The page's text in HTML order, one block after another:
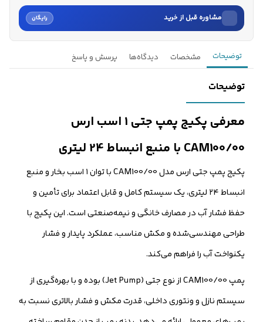
مشاوره قبل از خرید رایگان
نام
شما تماس می‌گیرند.
ثبت درخواست مشاوره رایگان
توضیحات مشخصات دیدگاه‌ها پرسش و پاسخ
توضیحات
معرفی پکیج پمپ جتی 1 اسب ارس
CAM100/00 با منبع انبساط 24 لیتری
پکیج پمپ جتی ارس مدل CAM100/00 با توان ۱ اسب بخار و منبع
انبساط ۲۴ لیتری، یک سیستم کامل و قابل اعتماد برای تأمین و
حفظ فشار آب در مصارف خانگی و نیمه‌صنعتی است. این پکیج با
طراحی مهندسی‌شده و مکش مناسب، عملکرد پایدار و فشار
یکنواخت آب را فراهم می‌کند.
پمپ CAM100/00 از نوع جتی (Jet Pump) بوده و با بهره‌گیری از
سیستم نازل و ونتوری داخلی، قدرت مکش و فشار بالاتری نسبت به